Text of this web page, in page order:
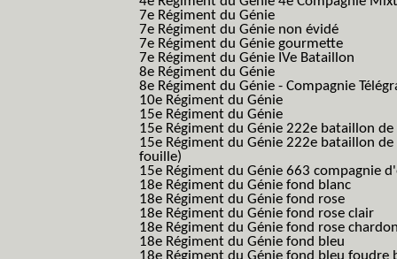
7e Régiment du Génie
7e Régiment du Génie non évidé
7e Régiment du Génie gourmette
7e Régiment du Génie IVe Bataillon
8e Régiment du Génie
8e Régiment du Génie - Compagnie
10e Régiment du Génie
15e Régiment du Génie
15e Régiment du Génie 222e bataillon
15e Régiment du Génie 222e bataillon
fouille)
15e Régiment du Génie 663 compagnie
18e Régiment du Génie fond blanc
18e Régiment du Génie fond rose
18e Régiment du Génie fond rose clair
18e Régiment du Génie fond rose
18e Régiment du Génie fond bleu
18e Régiment du Génie fond bleu foudre